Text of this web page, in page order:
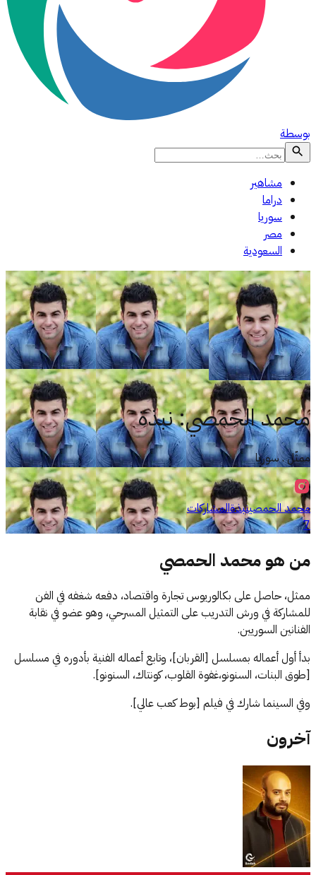
بوسطة
مشاهير
دراما
سوريا
مصر
السعودية
محمد الحمصي:نبذة
ممثّل . سوريا
محمد الحمصينبذةالمشاركات
7
من هومحمد الحمصي
ممثل، حاصل على بكالوريوس تجارة واقتصاد، دفعه شغفه في الفن
للمشاركة في ورش التدريب على التمثيل المسرحي، وهو عضو في نقابة
الفنانين السوريين.
بدأ أول أعماله بمسلسل [القربان]، وتابع أعماله الفنية بأدوره في مسلسل
[طوق البنات، السنونو،غفوة القلوب، كونتاك، السنونو].
وفي السينما شارك في فيلم [بوط كعب عالي].
آخرون